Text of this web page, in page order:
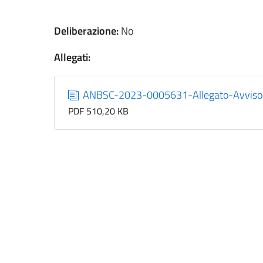
Deliberazione:No
Allegati:
ANBSC-2023-0005631-Allegato-
PDF 510,20 KB